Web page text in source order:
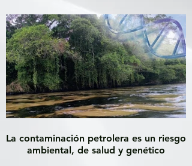
La contaminación petrolera es un riesgo
ambiental, de salud y genético